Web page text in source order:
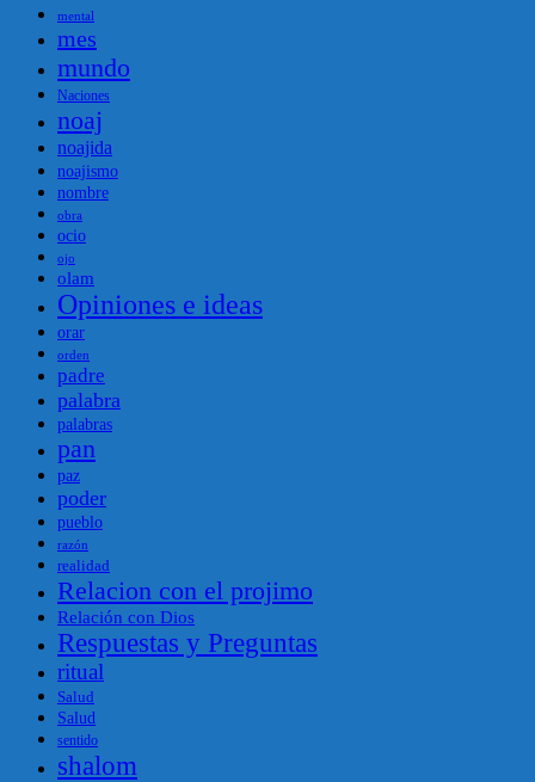
mental
mes
mundo
Naciones
noaj
noajida
noajismo
nombre
obra
ocio
ojo
olam
Opiniones e ideas
orar
orden
padre
palabra
palabras
pan
paz
poder
pueblo
razón
realidad
Relacion con el projimo
Relación con Dios
Respuestas y Preguntas
ritual
Salud
Salud
sentido
shalom